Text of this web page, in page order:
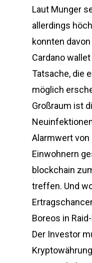
Laut Munger
allerdings
konnten
Cardano
Tatsache, die
möglich
Großraum ist
Alarmwert von
Einwohnern
blockchain
treffen. Und
Boreos in
Der Investor